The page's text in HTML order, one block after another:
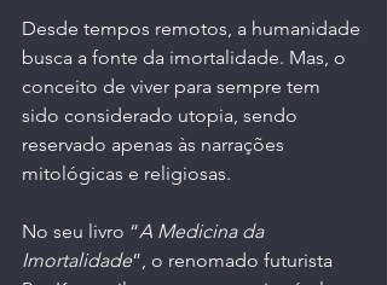
Desde tempos remotos, a humanidade
busca a fonte da imortalidade. Mas, o
conceito de viver para sempre tem
sido considerado utopia, sendo
reservado apenas às narrações
mitológicas e religiosas.
No seu livro “A Medicina da
Imortalidade”, o renomado futurista